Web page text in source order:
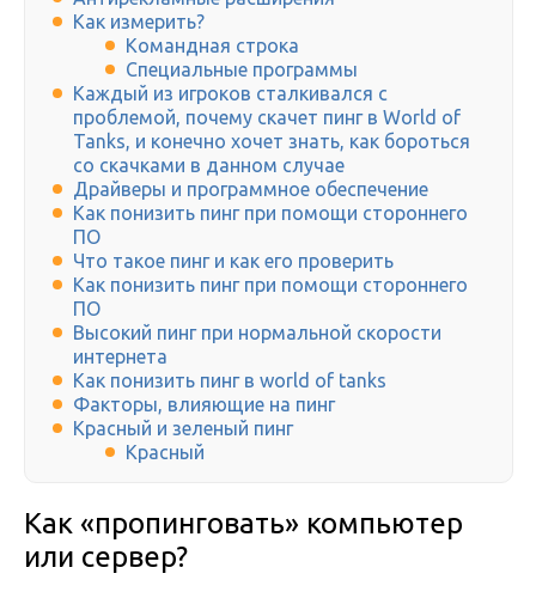
Как измерить?
Командная строка
Специальные программы
Каждый из игроков сталкивался с
проблемой, почему скачет пинг в World of
Tanks, и конечно хочет знать, как бороться
со скачками в данном случае
Драйверы и программное обеспечение
Как понизить пинг при помощи стороннего
ПО
Что такое пинг и как его проверить
Как понизить пинг при помощи стороннего
ПО
Высокий пинг при нормальной скорости
интернета
Как понизить пинг в world of tanks
Факторы, влияющие на пинг
Красный и зеленый пинг
Красный
Как «пропинговать» компьютер
или сервер?